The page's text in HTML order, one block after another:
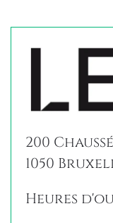
200
1050
Heures